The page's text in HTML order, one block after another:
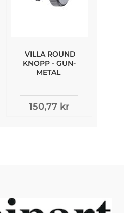
VILLA ROUND
KNOPP - GUN-
METAL
150,77 kr